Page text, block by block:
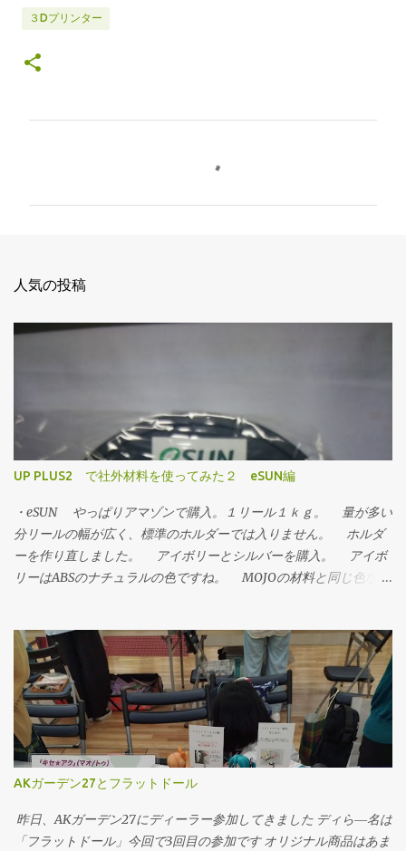
３Dプリンター
人気の投稿
UP PLUS2 で社外材料を使ってみた２ eSUN編
・eSUN やっぱりアマゾンで購入。１リール１ｋｇ。 量が多い
分リールの幅が広く、標準のホルダーでは入りません。 ホルダ
ーを作り直しました。 アイボリーとシルバーを購入。 アイボ
リーはABSのナチュラルの色ですね。 MOJOの材料と同じ色なの
ます。フィラメント状態ではラメはあまり目立ちませんが造形す
ると表面が荒れるせいか、そこそこ出てきます。 この材料は残
念ながらUPPlus2に合いませんでした。 造形ミスが頻発して使
い物になりません。 症状と原因を追究すると、 ・造形中に材料
が出なくなり、空を描く。 ・その原因はエクストルーダーの中で
材料が止まってしまう。 ・その原因は送りギアが材料を削ってし
まい、空転してしまう。 ・その原因はノズルが詰まるなりして押
し出し抵抗が高くなるか、リールが引っかかるかして引き出し抵
抗が高くなるかして、材料が動かないのにギアが回ろうとして削
ってしまう。 ・その原因は、、、良くわからない！ 材料を再挿
AKガーデン27とフラットドール
昨日、AKガーデン27にディーラー参加してきました ディら―名は
「フラットドール」今回で3回目の参加です オリジナル商品はあま